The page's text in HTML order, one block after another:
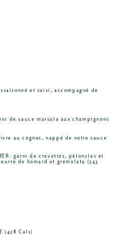
et saisi, accompagné de
de sauce marsala aux champignons
au cognac, nappé de notre sauce
garni de crevettes, pétoncles et
de homard et gremolata (543
(428 Cals)